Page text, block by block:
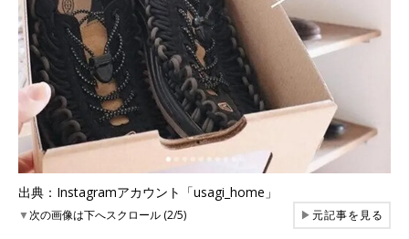
出典：Instagramアカウント「usagi_home」
▼次の画像は下へスクロール (2/5) ▶元記事を見る